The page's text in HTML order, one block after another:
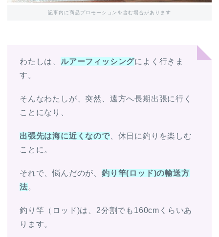
記事内に商品プロモーションを含む場合があります
わたしは、 ルアーフィッシングによく行きま
す。
そんなわたしが、突然、遠方へ長期出張に行く
ことになり、
出張先は海に近くなので、休日に釣りを楽しむ
ことに。
それで、悩んだのが、 釣り竿(ロッド)の輸送方
法。
釣り竿（ロッド)は、2分割でも160cmくらいあ
ります。